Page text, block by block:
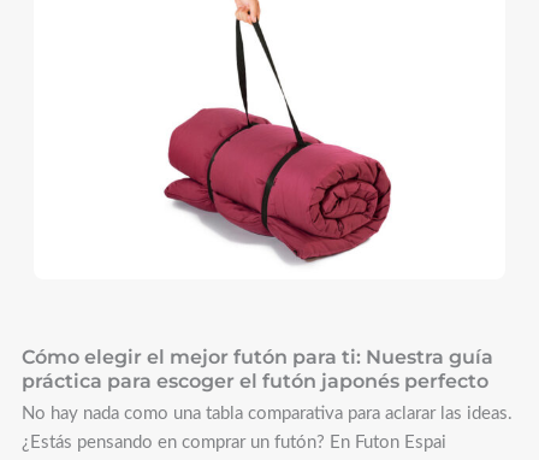
Cómo elegir el mejor futón para ti: Nuestra guía
práctica para escoger el futón japonés perfecto
No hay nada como una tabla comparativa para aclarar las ideas.
¿Estás pensando en comprar un futón? En Futon Espai